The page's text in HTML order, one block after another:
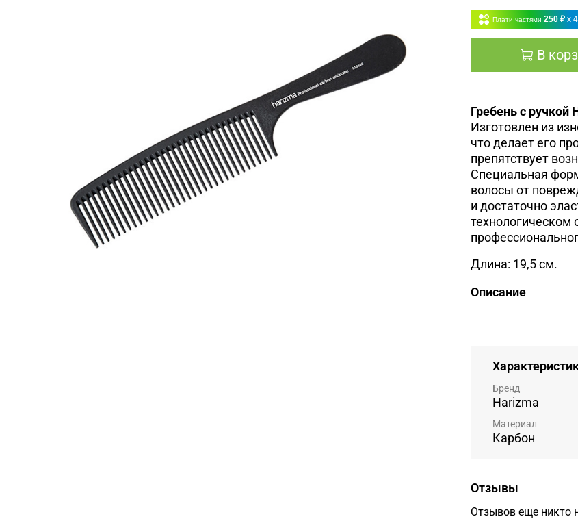
Плати частями 250 ₽ x 4
В
Гребень с ручкой
Изготовлен из
что делает его
препятствует
Специальная
волосы от
и достаточно
технологическом
Длина: 19,5 см.
Описание
Бренд
Harizma
Материал
Карбон
Отзывы
Отзывов еще никто